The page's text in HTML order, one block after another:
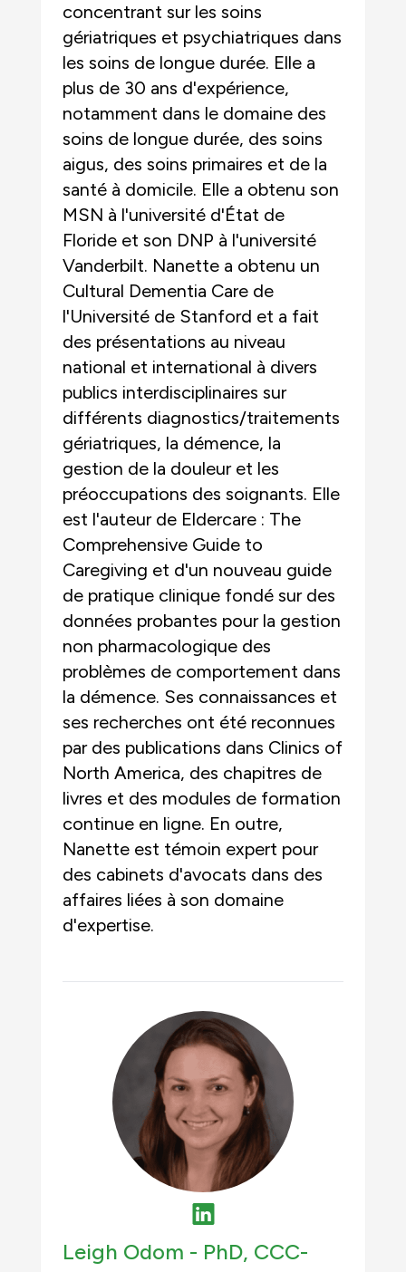
concentrant sur les soins
gériatriques et psychiatriques dans
les soins de longue durée. Elle a
plus de 30 ans d'expérience,
notamment dans le domaine des
soins de longue durée, des soins
aigus, des soins primaires et de la
santé à domicile. Elle a obtenu son
MSN à l'université d'État de
Floride et son DNP à l'université
Vanderbilt. Nanette a obtenu un
Cultural Dementia Care de
l'Université de Stanford et a fait
des présentations au niveau
national et international à divers
publics interdisciplinaires sur
différents diagnostics/traitements
gériatriques, la démence, la
gestion de la douleur et les
préoccupations des soignants. Elle
est l'auteur de Eldercare : The
Comprehensive Guide to
Caregiving et d'un nouveau guide
de pratique clinique fondé sur des
données probantes pour la gestion
non pharmacologique des
problèmes de comportement dans
la démence. Ses connaissances et
ses recherches ont été reconnues
par des publications dans Clinics of
North America, des chapitres de
livres et des modules de formation
continue en ligne. En outre,
Nanette est témoin expert pour
des cabinets d'avocats dans des
affaires liées à son domaine
d'expertise.
Leigh Odom - PhD, CCC-